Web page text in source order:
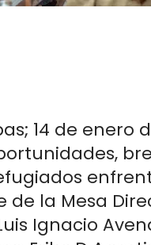
14 de enero
la Mesa
Ignacio